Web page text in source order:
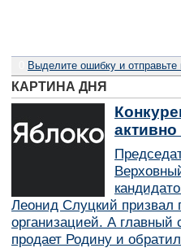
Выделите ошибку и отправьте
КАРТИНА ДНЯ
Леонид Слуцкий призвал
организацией. А главный
продает Родину и